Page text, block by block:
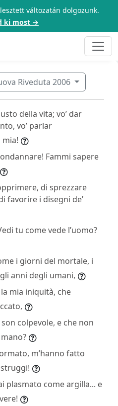
változatán dolgozunk.
ki most →
Riveduta 2006
della vita; vo’ dar
vo’ parlar
mia!
Fammi sapere
di sprezzare
favorire i disegni de’
tu come vede l’uomo?
i giorni del mortale, i
anni degli umani,
mia iniquità, che
colpevole, e che non
m’hanno fatto
plasmato come argilla... e